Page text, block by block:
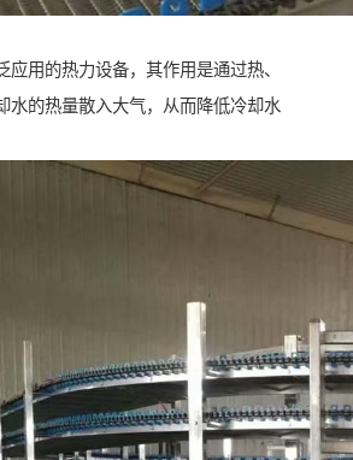
应用的热力设备，其作用是通过热、
水的热量散入大气，从而降低冷却水